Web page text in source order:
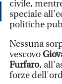
civile,
speciale
politiche
Nessuna
vescovo
Furfaro,
forze